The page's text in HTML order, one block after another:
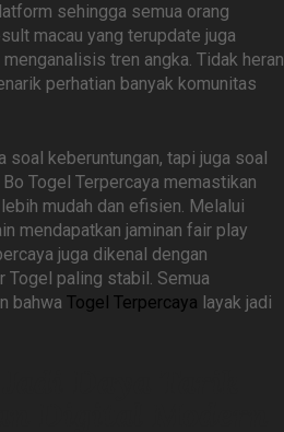
sehingga semua orang
macau yang terupdate juga
tren angka. Tidak heran
perhatian banyak komunitas
soal keberuntungan, tapi juga soal
Togel Terpercaya memastikan
mudah dan efisien. Melalui
mendapatkan jaminan fair play
juga dikenal dengan
Togel paling stabil. Semua
bahwa Togel Terpercaya layak jadi